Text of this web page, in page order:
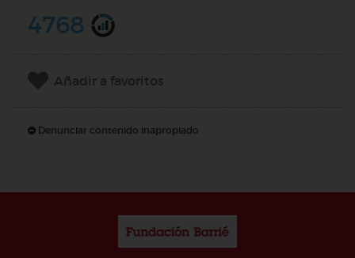
4768
Añadir a favoritos
Denunciar contenido inapropiado